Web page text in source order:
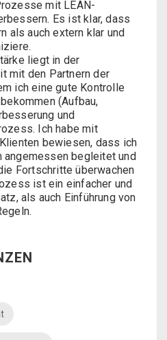
mit LEAN-
Es ist klar, dass
als auch extern klar und
liegt in der
mit den Partnern der
ich eine gute Kontrolle
(Aufbau,
und
Ich habe mit
bewiesen, dass ich
angemessen begleitet und
Fortschritte überwachen
ist ein einfacher und
als auch Einführung von